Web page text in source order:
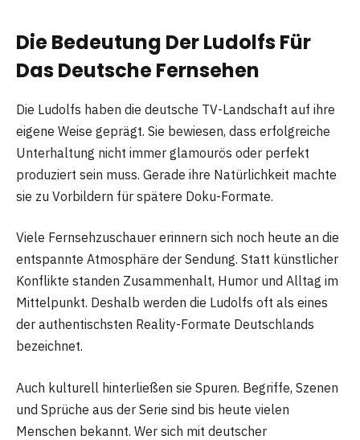
Die Bedeutung Der Ludolfs Für
Das Deutsche Fernsehen
Die Ludolfs haben die deutsche TV-Landschaft auf ihre
eigene Weise geprägt. Sie bewiesen, dass erfolgreiche
Unterhaltung nicht immer glamourös oder perfekt
produziert sein muss. Gerade ihre Natürlichkeit machte
sie zu Vorbildern für spätere Doku-Formate.
Viele Fernsehzuschauer erinnern sich noch heute an die
entspannte Atmosphäre der Sendung. Statt künstlicher
Konflikte standen Zusammenhalt, Humor und Alltag im
Mittelpunkt. Deshalb werden die Ludolfs oft als eines
der authentischsten Reality-Formate Deutschlands
bezeichnet.
Auch kulturell hinterließen sie Spuren. Begriffe, Szenen
und Sprüche aus der Serie sind bis heute vielen
Menschen bekannt. Wer sich mit deutscher